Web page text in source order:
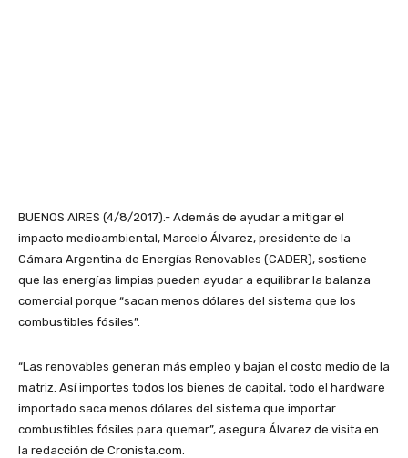
BUENOS AIRES (4/8/2017).- Además de ayudar a mitigar el
impacto medioambiental, Marcelo Álvarez, presidente de la
Cámara Argentina de Energías Renovables (CADER), sostiene
que las energías limpias pueden ayudar a equilibrar la balanza
comercial porque “sacan menos dólares del sistema que los
combustibles fósiles”.
“Las renovables generan más empleo y bajan el costo medio de la
matriz. Así importes todos los bienes de capital, todo el hardware
importado saca menos dólares del sistema que importar
combustibles fósiles para quemar”, asegura Álvarez de visita en
la redacción de Cronista.com.